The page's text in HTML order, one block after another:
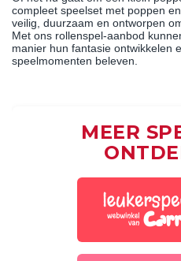
compleet speelset met poppen
veilig, duurzaam en ontworpen
Met ons rollenspel-aanbod
manier hun fantasie ontwikkelen
speelmomenten beleven.
MEER